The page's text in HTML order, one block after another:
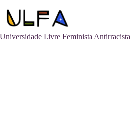
para
Universidade Livre Feminista Antirracista